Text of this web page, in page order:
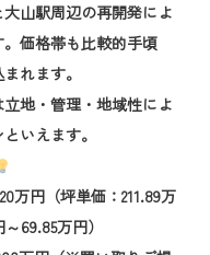
山駅周辺の再開発によ
価格帯も比較的手頃
れます。
地・管理・地域性によ
いえます。
万円（坪単価：211.89万
69.85万円）